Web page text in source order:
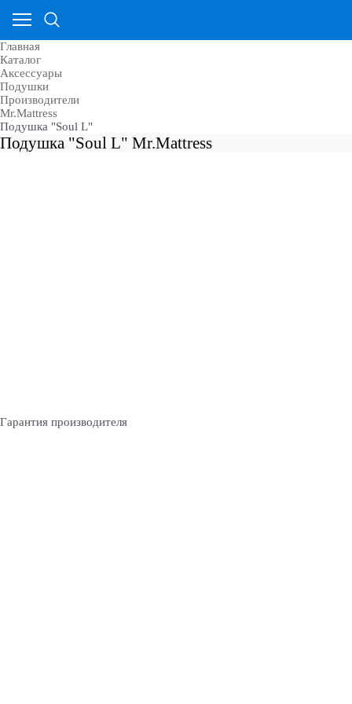
Главная
Каталог
Аксессуары
Подушки
Производители
Mr.Mattress
Подушка "Soul L"
Подушка "Soul L" Mr.Mattress
Гарантия производителя